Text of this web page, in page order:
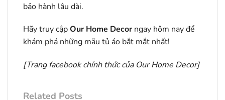
bảo hành lâu dài.
Hãy truy cậpOur Home Decor ngay hôm nay để
khám phá những mãu tủ áo bắt mắt nhất!
[Trang facebook chính thức của Our Home Decor]
Related Posts